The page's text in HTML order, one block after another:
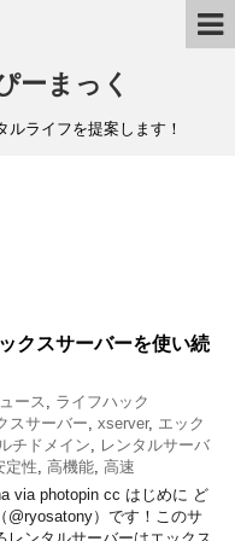
ーまっく
ルライフを提案します！
クスサーバーを使い続
ース
ライフハック
スサーバー xserver, エック
チドメイン
レンタルサーバ
定性 高機能 高速
via photopin cc はじめに ど
@ryosatony）です！このサ